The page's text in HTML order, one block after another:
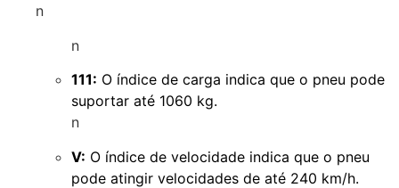
n
n
111: O índice de carga indica que o pneu pode
suportar até 1060 kg.
n
V: O índice de velocidade indica que o pneu
pode atingir velocidades de até 240 km/h.